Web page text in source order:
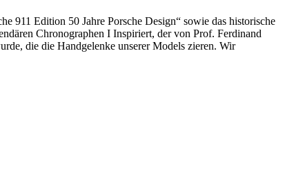
911 Edition 50 Jahre Porsche Design“ sowie das historische
Chronographen I Inspiriert, der von Prof. Ferdinand
die die Handgelenke unserer Models zieren. Wir